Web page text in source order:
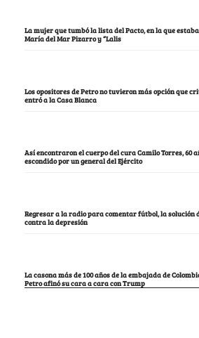
La mujer que tumbó la lista del Pacto, en la que
María del Mar Pizarro y “Lalis
Los opositores de Petro no tuvieron más opción que
entró a la Casa Blanca
Así encontraron el cuerpo del cura Camilo Torres, 60
escondido por un general del Ejército
Regresar a la radio para comentar fútbol, la solución
contra la depresión
La casona más de 100 años de la embajada de
Petro afinó su cara a cara con Trump